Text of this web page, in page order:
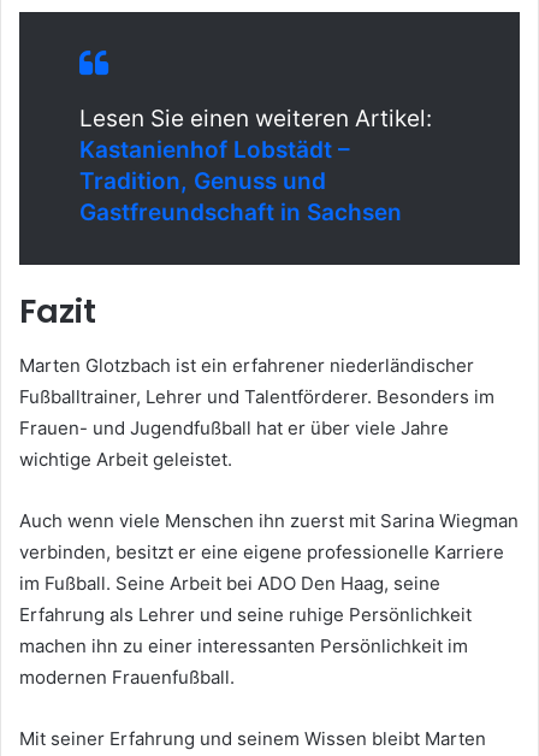
Lesen Sie einen weiteren Artikel:
Kastanienhof Lobstädt –
Tradition, Genuss und
Gastfreundschaft in Sachsen
Fazit
Marten Glotzbach ist ein erfahrener niederländischer
Fußballtrainer, Lehrer und Talentförderer. Besonders im
Frauen- und Jugendfußball hat er über viele Jahre
wichtige Arbeit geleistet.
Auch wenn viele Menschen ihn zuerst mit Sarina Wiegman
verbinden, besitzt er eine eigene professionelle Karriere
im Fußball. Seine Arbeit bei ADO Den Haag, seine
Erfahrung als Lehrer und seine ruhige Persönlichkeit
machen ihn zu einer interessanten Persönlichkeit im
modernen Frauenfußball.
Mit seiner Erfahrung und seinem Wissen bleibt Marten